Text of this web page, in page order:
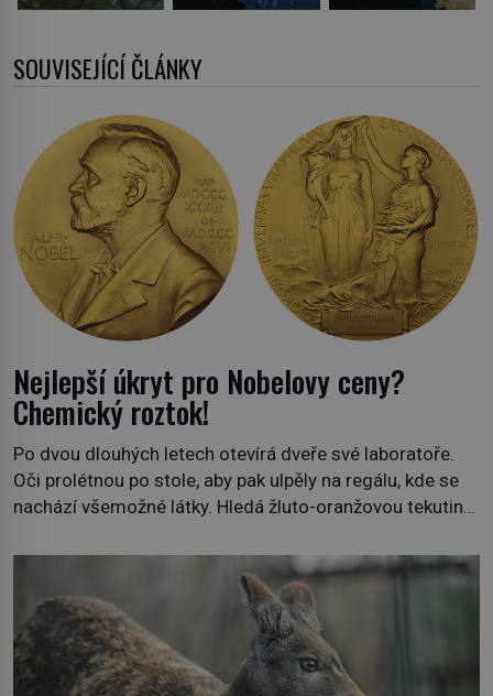
SOUVISEJÍCÍ ČLÁNKY
Nejlepší úkryt pro Nobelovy ceny?
Chemický roztok!
Po dvou dlouhých letech otevírá dveře své laboratoře.
Oči prolétnou po stole, aby pak ulpěly na regálu, kde se
nachází všemožné látky. Hledá žluto-oranžovou tekutinu,
plán dokončit. Pod termínem aqua regia se skrývá
směs s názvem lučavka královská. Svůj přídomek nemá
pro nic za nic, […]